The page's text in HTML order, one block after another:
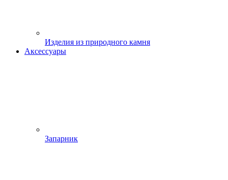
Изделия из природного камня
Аксессуары
Запарник